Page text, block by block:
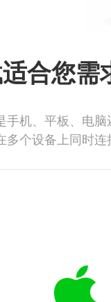
合您需
机、平板、电脑
个设备上同时连